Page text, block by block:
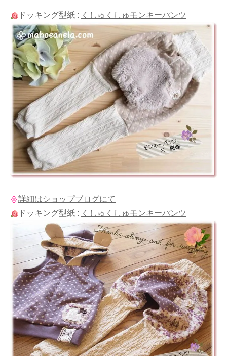
ドッキング型紙 : くしゅくしゅモンキーパンツ
詳細はショップブログにて
ドッキング型紙 : くしゅくしゅモンキーパンツ